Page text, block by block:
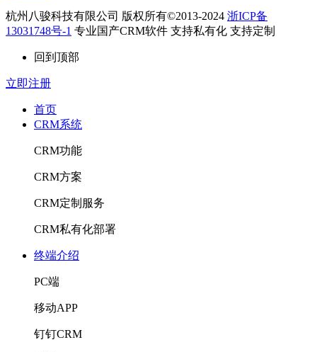
杭州八骏科技有限公司 版权所有©2013-2024 浙ICP备
13031748号-1 专业国产CRM软件 支持私有化 支持定制
回到顶部
立即注册
首页
CRM系统
CRM功能
CRM方案
CRM定制服务
CRM私有化部署
终端介绍
PC端
移动APP
钉钉CRM